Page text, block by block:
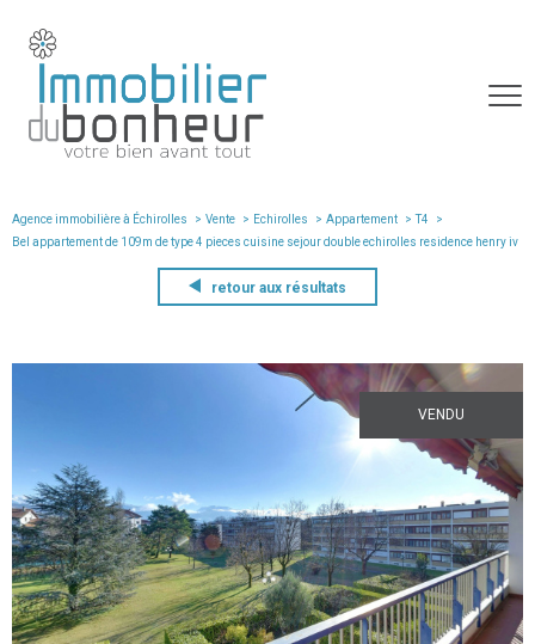
Agence immobilière à Échirolles Vente Echirolles Appartement
T4
bel appartement de 109m de type 4 pieces cuisine sejour double echirolles residence henry iv
retour aux résultats
VENDU